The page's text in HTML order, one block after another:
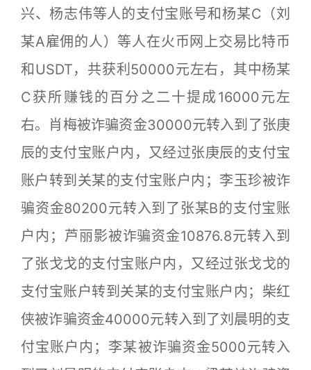
兴、杨志伟等人的支付宝账号和杨某C（刘
某A雇佣的人）等人在火币网上交易比特币
和USDT，共获利50000元左右，其中杨某
C获所赚钱的百分之二十提成16000元左
右。肖梅被诈骗资金30000元转入到了张庚
辰的支付宝账户内，又经过张庚辰的支付宝
账户转到关某的支付宝账户内；李玉珍被诈
骗资金80200元转入到了张某B的支付宝账
户内；芦丽影被诈骗资金10876.8元转入到
了张戈戈的支付宝账户内，又经过张戈戈的
支付宝账户转到关某的支付宝账户内；柴红
侠被诈骗资金40000元转入到了刘晨明的支
付宝账户内；李某被诈骗资金5000元转入